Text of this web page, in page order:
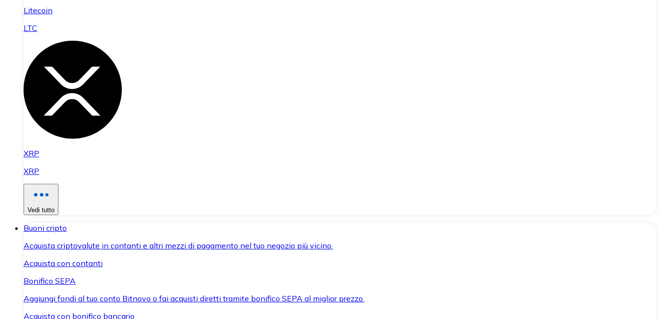
Litecoin
LTC
XRP
XRP
Vedi tutto
Buoni cripto
Acquista criptovalute in contanti e altri mezzi di pagamento nel tuo negozio più vicino.
Acquista con contanti
Bonifico SEPA
Aggiungi fondi al tuo conto Bitnovo o fai acquisti diretti tramite bonifico SEPA al miglior prezzo.
Acquista con bonifico bancario